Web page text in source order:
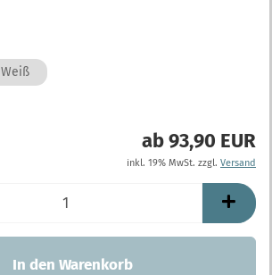
Weiß
ab 93,90 EUR
inkl. 19% MwSt. zzgl. Versand
In den Warenkorb